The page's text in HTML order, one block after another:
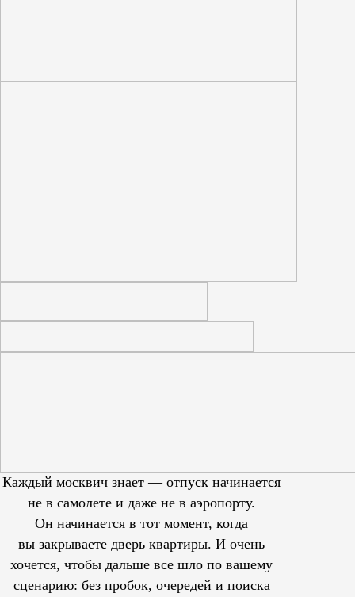
Каждый москвич знает — отпуск начинается
не в самолете и даже не в аэропорту.
Он начинается в тот момент, когда
вы закрываете дверь квартиры. И очень
хочется, чтобы дальше все шло по вашему
сценарию: без пробок, очередей и поиска